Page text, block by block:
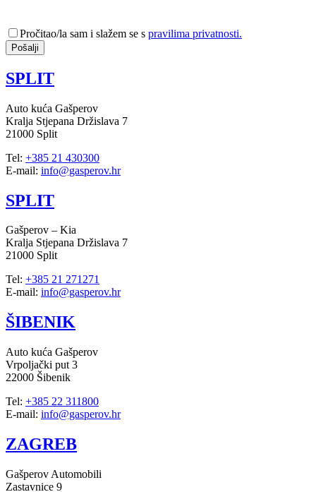
Pročitao/la sam i slažem se s pravilima privatnosti.
SPLIT
Auto kuća Gašperov
Kralja Stjepana Držislava 7
21000 Split
Tel: +385 21 430300
E-mail: info@gasperov.hr
SPLIT
Gašperov – Kia
Kralja Stjepana Držislava 7
21000 Split
Tel: +385 21 271271
E-mail: info@gasperov.hr
ŠIBENIK
Auto kuća Gašperov
Vrpoljački put 3
22000 Šibenik
Tel: +385 22 311800
E-mail: info@gasperov.hr
ZAGREB
Gašperov Automobili
Zastavnice 9